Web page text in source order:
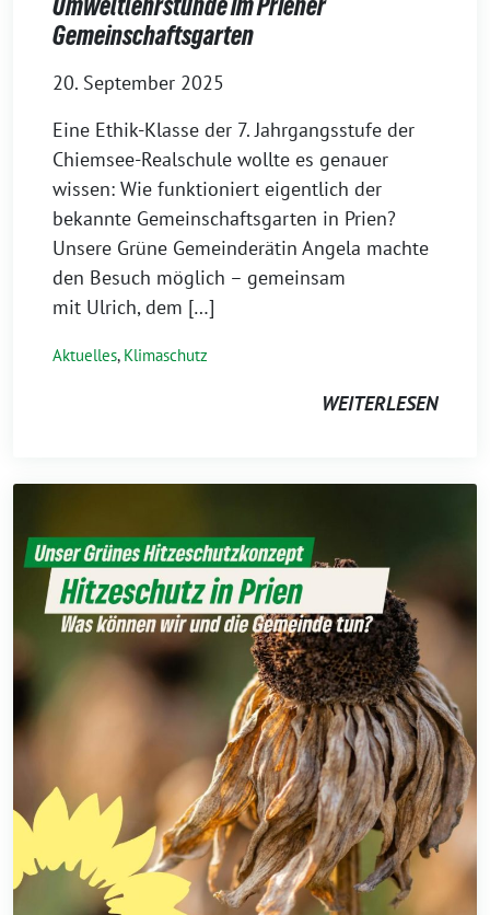
Gemeinschaftsgarten
20. September 2025
Eine Ethik-Klasse der 7. Jahrgangsstufe der
Chiemsee-Realschule wollte es genauer
wissen: Wie funktioniert eigentlich der
bekannte Gemeinschaftsgarten in Prien?
Unsere Grüne Gemeinderätin Angela machte
den Besuch möglich – gemeinsam
mit Ulrich, dem […]
Aktuelles, Klimaschutz
WEITERLESEN